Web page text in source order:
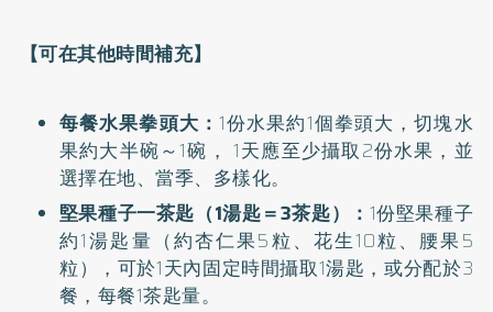
【可在其他時間補充】
每餐水果拳頭大： 1份水果約1個拳頭大，切塊水
果約大半碗～1碗， 1天應至少攝取2份水果，並
選擇在地、當季、多樣化。
堅果種子一茶匙（1湯匙＝3茶匙）： 1份堅果種子
約1湯匙量（約杏仁果5粒、花生10粒、腰果5
粒），可於1天內固定時間攝取1湯匙，或分配於3
餐，每餐1茶匙量。